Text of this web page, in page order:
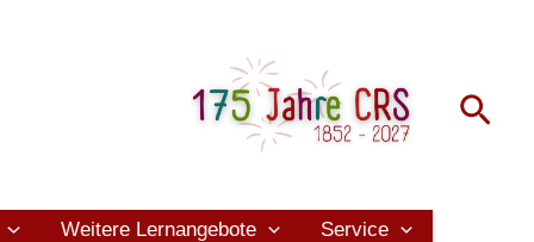
Weitere Lernangebote Service